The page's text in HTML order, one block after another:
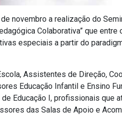
novembro a realização do
Colaborativa” que
especiais a partir do
Assistentes de Direção,
Educação Infantil e Ensino
Educação I, profissionais que
das Salas de Apoio e